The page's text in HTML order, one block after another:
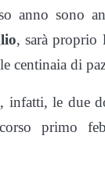
anno sono
, sarà proprio
centinaia di
le due
primo